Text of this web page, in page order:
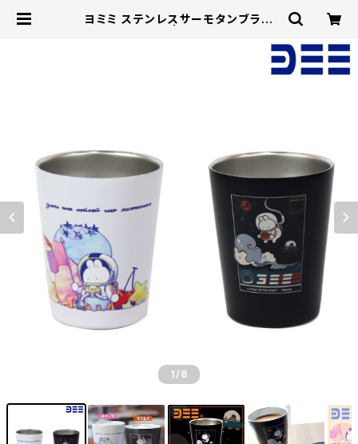
ヨミミ ステンレスサーモタンブラー
1 /8